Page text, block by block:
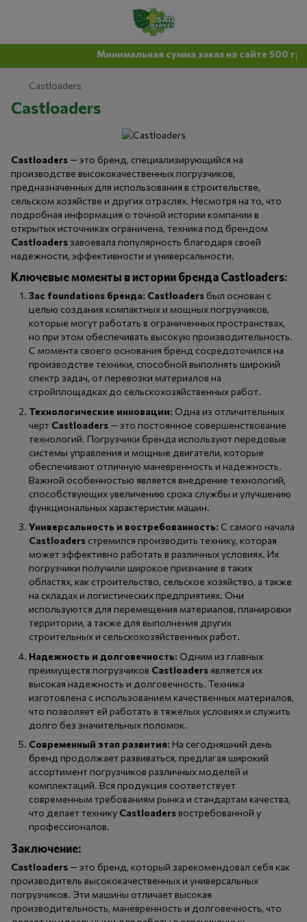
Минимальная сумма заказ на сайте 500 грн
Castloaders
Castloaders
Castloaders — это бренд, специализирующийся на
производстве высококачественных погрузчиков,
предназначенных для использования в строительстве,
сельском хозяйстве и других отраслях. Несмотря на то, что
подробная информация о точной истории компании в
открытых источниках ограничена, техника под брендом
Castloadersзавоевала популярность благодаря своей
надежности, эффективности и универсальности.
Ключевые моменты в истории бренда Castloaders:
Зас foundations бренда: Castloaders был основан с
целью создания компактных и мощных погрузчиков,
которые могут работать в ограниченных пространствах,
но при этом обеспечивать высокую производительность.
С момента своего основания бренд сосредоточился на
производстве техники, способной выполнять широкий
спектр задач, от перевозки материалов на
стройплощадках до сельскохозяйственных работ.
Технологические инновации: Одна из отличительных
черт Castloaders — это постоянное совершенствование
технологий. Погрузчики бренда используют передовые
системы управления и мощные двигатели, которые
обеспечивают отличную маневренность и надежность.
Важной особенностью является внедрение технологий,
способствующих увеличению срока службы и улучшению
функциональных характеристик машин.
Универсальность и востребованность: С самого начала
Castloaders стремился производить технику, которая
может эффективно работать в различных условиях. Их
погрузчики получили широкое признание в таких
областях, как строительство, сельское хозяйство, а также
на складах и логистических предприятиях. Они
используются для перемещения материалов, планировки
территории, а также для выполнения других
строительных и сельскохозяйственных работ.
Надежность и долговечность: Одним из главных
преимуществ погрузчиков Castloaders является их
высокая надежность и долговечность. Техника
изготовлена с использованием качественных материалов,
что позволяет ей работать в тяжелых условиях и служить
долго без значительных поломок.
Современный этап развития: На сегодняшний день
бренд продолжает развиваться, предлагая широкий
ассортимент погрузчиков различных моделей и
комплектаций. Вся продукция соответствует
современным требованиям рынка и стандартам качества,
что делает технику Castloadersвостребованной у
профессионалов.
Заключение:
Castloaders — это бренд, который зарекомендовал себя как
производитель высококачественных и универсальных
погрузчиков. Эти машины отличает высокая
производительность, маневренность и долговечность, что